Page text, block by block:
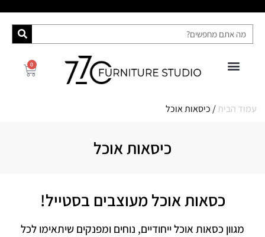
0
עמוד הבית/ כיסאות אוכל
כיסאות אוכל
כסאות אוכל מעוצבים בסטייל!
מגוון כסאות אוכל ייחודיים, נוחים ומפנקים שיתאימו לכל